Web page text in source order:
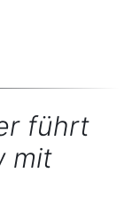
führt
mit